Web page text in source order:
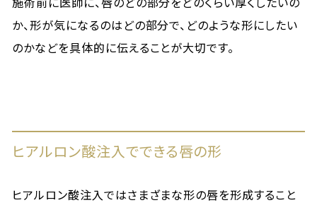
か、形が気になるのはどの部分で、どのような形にしたい
のかなどを具体的に伝えることが大切です。
ヒアルロン酸注入でできる唇の形
ヒアルロン酸注入ではさまざまな形の唇を形成すること